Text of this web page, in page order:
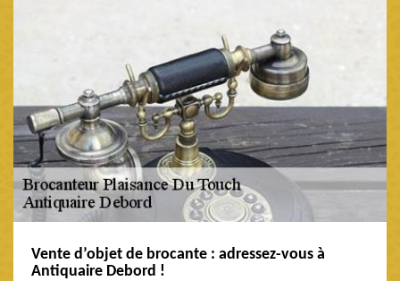
Vente d’objet de brocante : adressez-vous à
Antiquaire Debord !